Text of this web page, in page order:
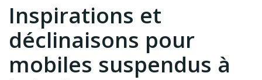
Inspirations et
déclinaisons pour
mobiles suspendus à